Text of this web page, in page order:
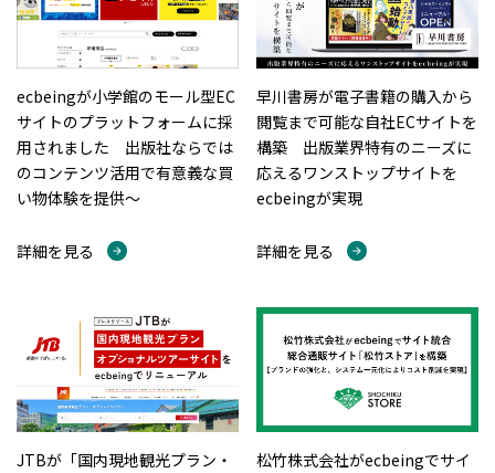
ecbeingが小学館のモール型EC
サイトのプラットフォームに採
用されました 出版社ならでは
のコンテンツ活用で有意義な買
い物体験を提供～
詳細を見る
早川書房が電子書籍の購入から
閲覧まで可能な自社ECサイトを
構築 出版業界特有のニーズに
応えるワンストップサイトを
ecbeingが実現
詳細を見る
JTBが「国内現地観光プラン・
松竹株式会社がecbeingでサイ